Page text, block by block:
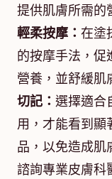
提供肌膚所需的
輕柔按摩： 在塗
的按摩手法，促
營養，並舒緩肌
切記： 選擇適合
用，才能看到顯
品，以免造成肌
諮詢專業皮膚科